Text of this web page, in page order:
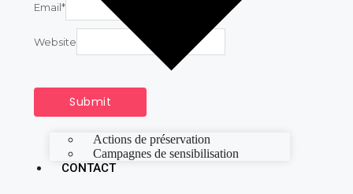
Actions de préservation
Campagnes de sensibilisation
CONTACT
Email*
Website